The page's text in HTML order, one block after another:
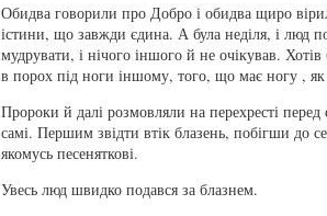
Обидва говорили про Добро і обидва щиро
істини, що завжди єдина. А була неділя, і люд
мудрувати, і нічого іншого й не очікував.
в порох під ноги іншому, того, що має ногу , як
Пророки й далі розмовляли на перехресті
самі. Першим звідти втік блазень, побігши до
якомусь песеняткові.
Увесь люд швидко подався за блазнем.